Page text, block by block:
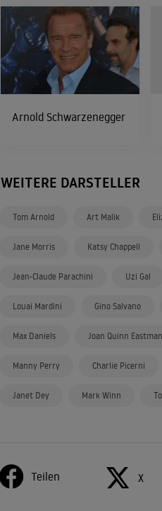
Arnold Schwarzenegger
WEITERE DARSTELLER
Tom Arnold Art Malik
Jane Morris Katsy Chappell
Jean-Claude Parachini Uzi Gal
Louai Mardini Gino Salvano
Max Daniels Joan Quinn Eastman
Manny Perry Charlie Picerni
Janet Dey Mark Winn
Teilen X